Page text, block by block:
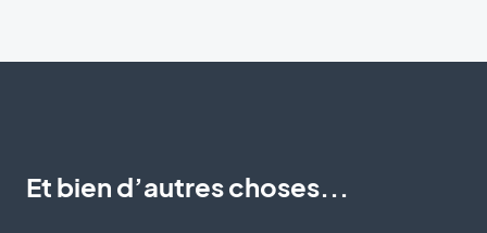
Et bien d’autres choses...